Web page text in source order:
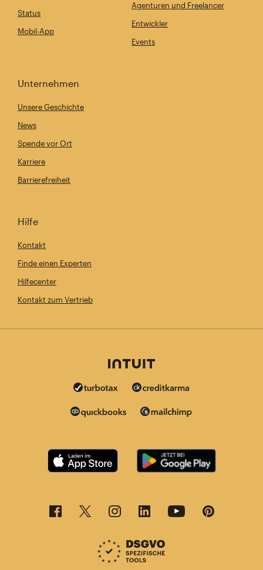
Status
Mobil-App
Agenturen und Freelancer
Entwickler
Events
Unternehmen
Unsere Geschichte
News
Spende vor Ort
Karriere
Barrierefreiheit
Hilfe
Kontakt
Finde einen Experten
Hilfecenter
Kontakt zum Vertrieb